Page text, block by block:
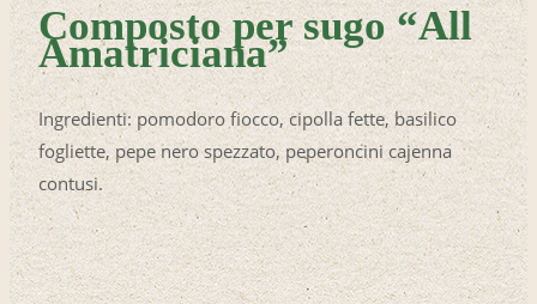
Composto per sugo “All
Amatriciana”
Ingredienti: pomodoro fiocco, cipolla fette, basilico
fogliette, pepe nero spezzato, peperoncini cajenna
contusi.